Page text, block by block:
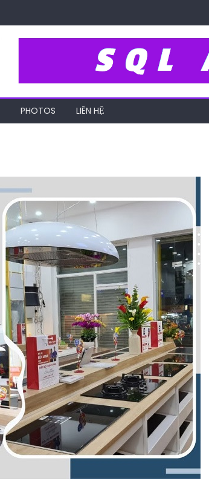
PHOTOS LIÊN HỆ